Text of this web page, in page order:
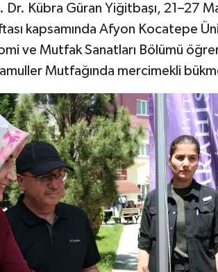
Kübra Güran Yiğitbaşı, 21–27
kapsamında Afyon Kocatepe
ve Mutfak Sanatları Bölümü
Mutfağında mercimekli